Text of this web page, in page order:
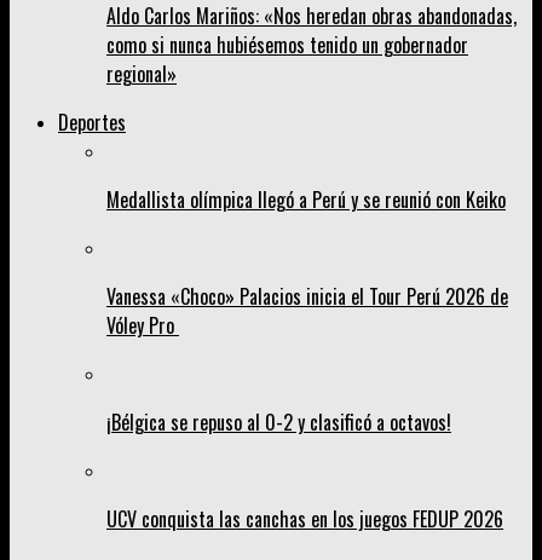
Aldo Carlos Mariños: «Nos heredan obras abandonadas,
como si nunca hubiésemos tenido un gobernador
regional»
Deportes
Medallista olímpica llegó a Perú y se reunió con Keiko
Vanessa «Choco» Palacios inicia el Tour Perú 2026 de
Vóley Pro
¡Bélgica se repuso al 0-2 y clasificó a octavos!
UCV conquista las canchas en los juegos FEDUP 2026